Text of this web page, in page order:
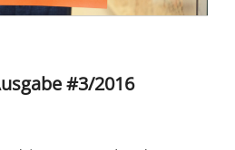
#3/2016